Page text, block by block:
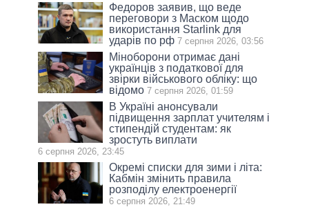
Федоров заявив, що веде
переговори з Маском щодо
використання Starlink для
ударів по рф 7 серпня 2026, 03:56
Міноборони отримає дані
українців з податкової для
звірки військового обліку: що
відомо 7 серпня 2026, 01:59
В Україні анонсували
підвищення зарплат учителям і
стипендій студентам: як
зростуть виплати
6 серпня 2026, 23:45
Окремі списки для зими і літа:
Кабмін змінить правила
розподілу електроенергії
6 серпня 2026, 21:49